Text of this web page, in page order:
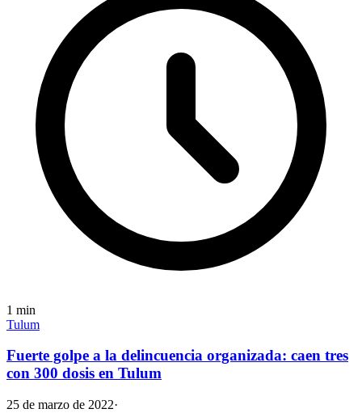
1 min
Tulum
Fuerte golpe a la delincuencia organizada: caen tres
con 300 dosis en Tulum
25 de marzo de 2022·